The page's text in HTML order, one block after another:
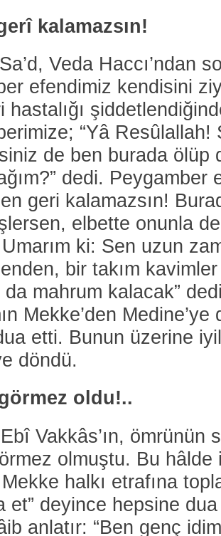
kalamazsın!
Veda Haccı’ndan
efendimiz kendisini
hastalığı
“Yâ Resûlallah!
de ben burada ölüp
dedi. Peygamber
geri kalamazsın!
elbette onunla
ki: Sen uzun
bir takım
da mahrum kalacak”
Mekke’den
etti. Bunun üzerine
döndü.
oldu!..
Vakkâs’ın, ömrünün
olmuştu. Bu hâlde
halkı etrafına
et” deyince hepsine
anlatır: “Ben genç